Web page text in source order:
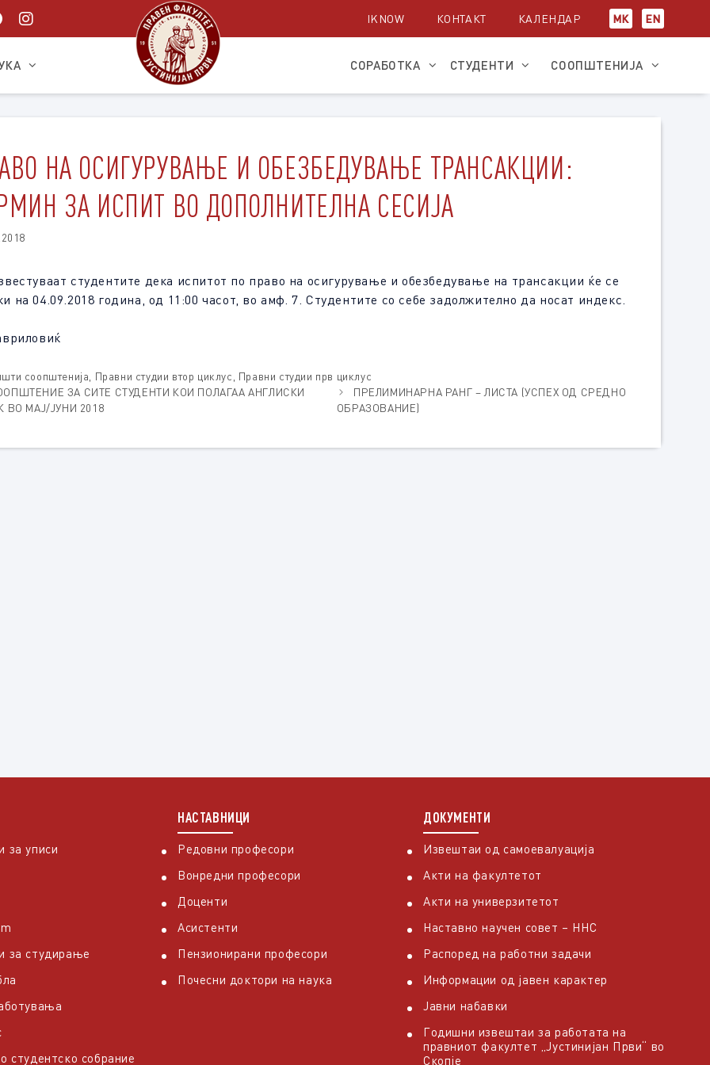
IKNOW КОНТАКТ КАЛЕНДАР МК EN
СОРАБОТКА СТУДЕНТИ СООПШТЕНИЈА
НА ОСИГУРУВАЊЕ И ОБЕЗБЕДУВАЊЕ ТРАНСАКЦИИ:
ЗА ИСПИТ ВО ДОПОЛНИТЕЛНА СЕСИЈА
студентите дека испитот по право на осигурување и обезбедување на трансакции ќе се
на 04.09.2018 година, од 11:00 часот, во амф. 7. Студентите со себе задолжително да носат индекс.
соопштенија, Правни студии втор циклус, Правни студии прв циклус
ЗА СИТЕ СТУДЕНТИ КОИ ПОЛАГАА АНГЛИСКИ
ВО МАЈ/ЈУНИ 2018
ПРЕЛИМИНАРНА РАНГ – ЛИСТА (УСПЕХ ОД СРЕДНО
ОБРАЗОВАНИЕ)
за уписи
за студирање
студентско собрание
НАСТАВНИЦИ
Редовни професори
Вонредни професори
Доценти
Асистенти
Пензионирани професори
Почесни доктори на наука
ДОКУМЕНТИ
Извештаи од самоевалуација
Акти на факултетот
Акти на универзитетот
Наставно научен совет – ННС
Распоред на работни задачи
Информации од јавен карактер
Јавни набавки
Годишни извештаи за работата на
правниот факултет „Јустинијан Први“ во
Скопје